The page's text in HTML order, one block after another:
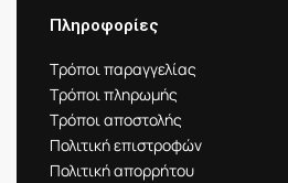
Πληροφορίες
Τρόποι παραγγελίας
Τρόποι πληρωμής
Τρόποι αποστολής
Πολιτική επιστροφών
Πολιτική απορρήτου